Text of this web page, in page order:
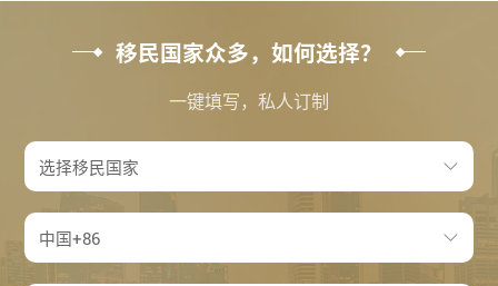
移民国家众多，如何选择？
一键填写，私人订制